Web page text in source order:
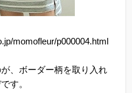
momofleur/p000004.html
、ボーダー柄を取り入れ
す。